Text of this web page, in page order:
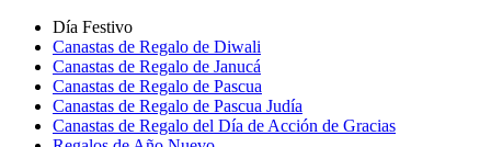
Día Festivo
Canastas de Regalo de Diwali
Canastas de Regalo de Janucá
Canastas de Regalo de Pascua
Canastas de Regalo de Pascua Judía
Canastas de Regalo del Día de Acción de Gracias